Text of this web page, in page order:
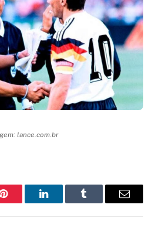
lance.com.br
Pinterest LinkedInTumblr Email